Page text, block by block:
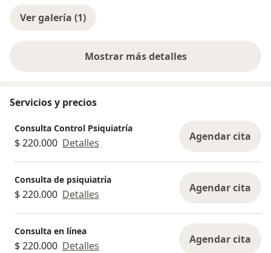
Ver galería (1)
Mostrar más detalles
sobre la experiencia
Servicios y precios
Consulta Control Psiquiatría
$ 220.000 Detalles Agendar cita
Consulta de psiquiatría
$ 220.000 Detalles Agendar cita
Consulta en línea
$ 220.000 Detalles Agendar cita